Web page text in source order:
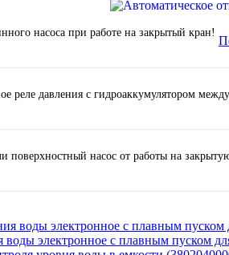
насоса при работе на закрытый кран!
реле давления с гидроаккумулятором
поверхностный насос от работы на
электронное с плавным пуском